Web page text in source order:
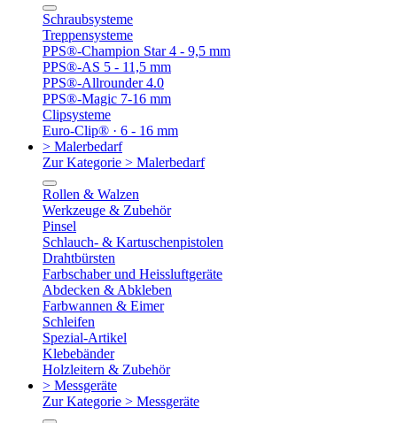
Schraubsysteme
Treppensysteme
PPS®-Champion Star 4 - 9,5 mm
PPS®-AS 5 - 11,5 mm
PPS®-Allrounder 4.0
PPS®-Magic 7-16 mm
Clipsysteme
Euro-Clip® · 6 - 16 mm
> Malerbedarf
Zur Kategorie > Malerbedarf
Rollen & Walzen
Werkzeuge & Zubehör
Pinsel
Schlauch- & Kartuschenpistolen
Drahtbürsten
Farbschaber und Heissluftgeräte
Abdecken & Abkleben
Farbwannen & Eimer
Schleifen
Spezial-Artikel
Klebebänder
Holzleitern & Zubehör
> Messgeräte
Zur Kategorie > Messgeräte